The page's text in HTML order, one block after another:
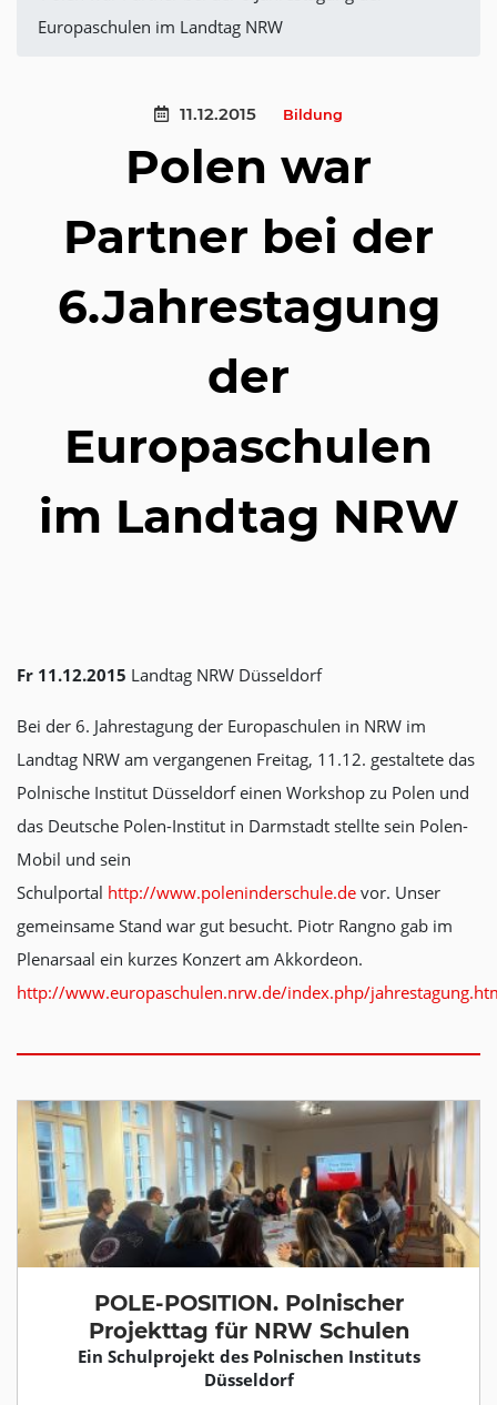
Europaschulen im Landtag NRW
11.12.2015 Bildung
Polen war
Partner bei der
6.Jahrestagung
der
Europaschulen
im Landtag NRW
Fr 11.12.2015 Landtag NRW Düsseldorf
Bei der 6. Jahrestagung der Europaschulen in NRW im
Landtag NRW am vergangenen Freitag, 11.12. gestaltete das
Polnische Institut Düsseldorf einen Workshop zu Polen und
das Deutsche Polen-Institut in Darmstadt stellte sein Polen-
Mobil und sein
Schulportal http://www.poleninderschule.de vor. Unser
gemeinsame Stand war gut besucht. Piotr Rangno gab im
Plenarsaal ein kurzes Konzert am Akkordeon.
http://www.europaschulen.nrw.de/index.php/
POLE-POSITION. Polnischer
Projekttag für NRW Schulen
Ein Schulprojekt des Polnischen Instituts
Düsseldorf